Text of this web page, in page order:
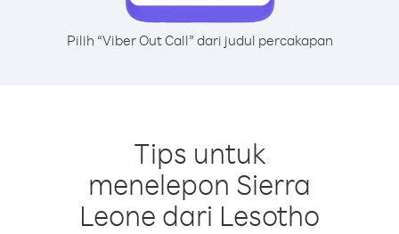
Pilih “Viber Out Call” dari judul percakapan
Tips untuk
menelepon Sierra
Leone dari Lesotho